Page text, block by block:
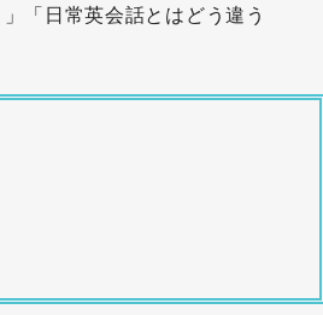
「日常英会話とはどう違う